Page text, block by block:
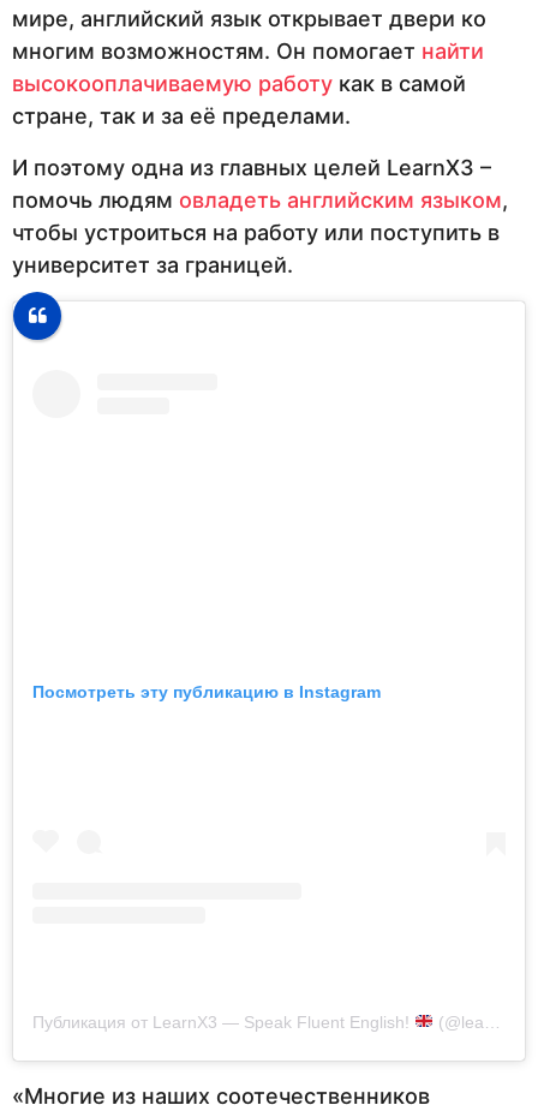
мире, английский язык открывает двери ко
многим возможностям. Он помогает найти
высокооплачиваемую работу как в самой
стране, так и за её пределами.
И поэтому одна из главных целей LearnX3 –
помочь людям овладеть английским языком,
чтобы устроиться на работу или поступить в
университет за границей.
Посмотреть эту публикацию в Instagram
Публикация от LearnX3 — Speak Fluent English! (@learnx3_english)
«Многие из наших соотечественников